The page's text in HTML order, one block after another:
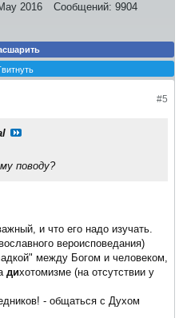
2016 Сообщений: 9904
#5
поводу?
и что его надо изучать.
вероисповедания)
между Богом и человеком,
дихотомизме (на отсутствии у
- общаться с Духом